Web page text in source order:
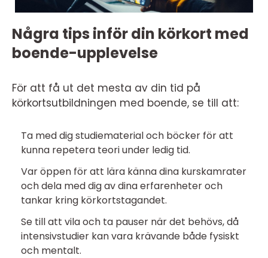
Några tips inför din körkort med
boende-upplevelse
För att få ut det mesta av din tid på
körkortsutbildningen med boende, se till att:
Ta med dig studiematerial och böcker för att
kunna repetera teori under ledig tid.
Var öppen för att lära känna dina kurskamrater
och dela med dig av dina erfarenheter och
tankar kring körkortstagandet.
Se till att vila och ta pauser när det behövs, då
intensivstudier kan vara krävande både fysiskt
och mentalt.